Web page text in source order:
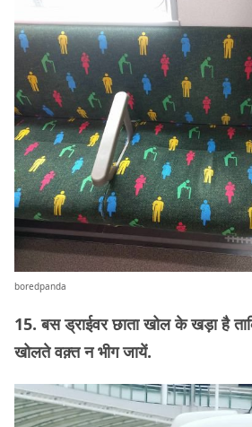
boredpanda
15. बस ड्राईवर छाता खोल के खड़ा है
खोलते वक़्त न भीग जायें.